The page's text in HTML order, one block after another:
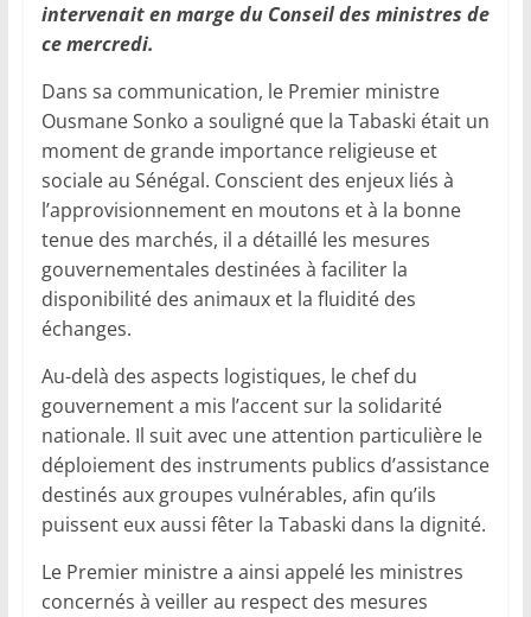
intervenait en marge du Conseil des ministres de
ce mercredi.
Dans sa communication, le Premier ministre
Ousmane Sonko a souligné que la Tabaski était un
moment de grande importance religieuse et
sociale au Sénégal. Conscient des enjeux liés à
l’approvisionnement en moutons et à la bonne
tenue des marchés, il a détaillé les mesures
gouvernementales destinées à faciliter la
disponibilité des animaux et la fluidité des
échanges.
Au-delà des aspects logistiques, le chef du
gouvernement a mis l’accent sur la solidarité
nationale. Il suit avec une attention particulière le
déploiement des instruments publics d’assistance
destinés aux groupes vulnérables, afin qu’ils
puissent eux aussi fêter la Tabaski dans la dignité.
Le Premier ministre a ainsi appelé les ministres
concernés à veiller au respect des mesures